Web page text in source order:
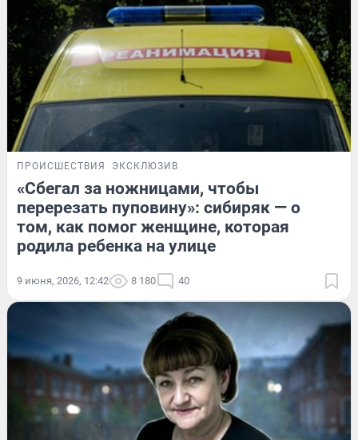
ПРОИСШЕСТВИЯ ЭКСКЛЮЗИВ
«Сбегал за ножницами, чтобы
перерезать пуповину»: сибиряк — о
том, как помог женщине, которая
родила ребенка на улице
9 июня, 2026, 12:42 8 180 40